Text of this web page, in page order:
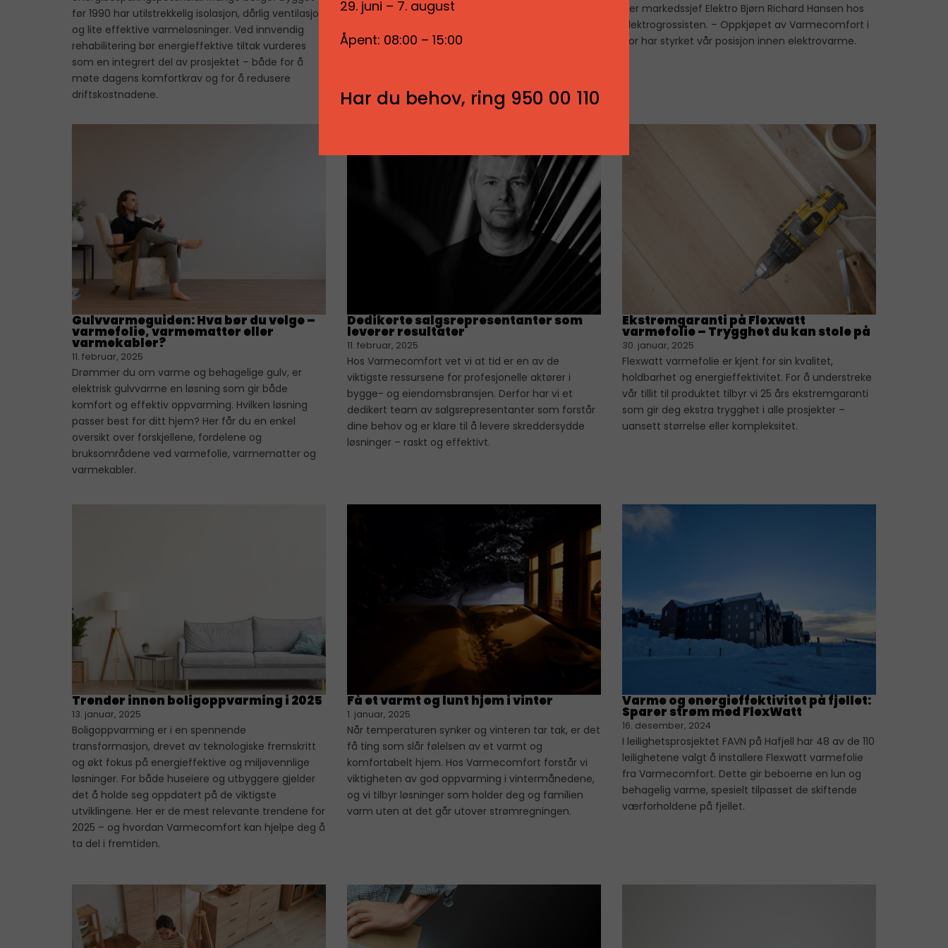
før 1990 har utilstrekkelig isolasjon, dårlig ventilasjon
og lite effektive varmeløsninger. Ved innvendig
rehabilitering bør energieffektive tiltak vurderes
som en integrert del av prosjektet – både for å
møte dagens komfortkrav og for å redusere
driftskostnadene.
nøkkelen til en vellykket installasjon. – Med både
hele anlegget med riktig lengde og kapp, slik at alt
sier markedssjef Elektro Bjørn Richard Hansen hos
elektrogrossisten. – Oppkjøpet av Varmecomfort i
fjor har styrket vår posisjon innen elektrovarme.
Gulvvarmeguiden: Hva bør du velge –
varmefolie, varmematter eller
varmekabler?
11. februar, 2025
Drømmer du om varme og behagelige gulv, er
elektrisk gulvvarme en løsning som gir både
komfort og effektiv oppvarming. Hvilken løsning
passer best for ditt hjem? Her får du en enkel
oversikt over forskjellene, fordelene og
bruksområdene ved varmefolie, varmematter og
varmekabler.
Dedikerte salgsrepresentanter som
leverer resultater
11. februar, 2025
Hos Varmecomfort vet vi at tid er en av de
viktigste ressursene for profesjonelle aktører i
bygge- og eiendomsbransjen. Derfor har vi et
dedikert team av salgsrepresentanter som forstår
dine behov og er klare til å levere skreddersydde
løsninger – raskt og effektivt.
Ekstremgaranti på Flexwatt
varmefolie – Trygghet du kan stole på
30. januar, 2025
Flexwatt varmefolie er kjent for sin kvalitet,
holdbarhet og energieffektivitet. For å understreke
vår tillit til produktet tilbyr vi 25 års ekstremgaranti
som gir deg ekstra trygghet i alle prosjekter –
uansett størrelse eller kompleksitet.
Trender innen boligoppvarming i 2025
13. januar, 2025
Boligoppvarming er i en spennende
transformasjon, drevet av teknologiske fremskritt
og økt fokus på energieffektive og miljøvennlige
løsninger. For både huseiere og utbyggere gjelder
det å holde seg oppdatert på de viktigste
utviklingene. Her er de mest relevante trendene for
2025 – og hvordan Varmecomfort kan hjelpe deg å
ta del i fremtiden.
Få et varmt og lunt hjem i vinter
1. januar, 2025
Når temperaturen synker og vinteren tar tak, er det
få ting som slår følelsen av et varmt og
komfortabelt hjem. Hos Varmecomfort forstår vi
viktigheten av god oppvarming i vintermånedene,
og vi tilbyr løsninger som holder deg og familien
varm uten at det går utover strømregningen.
Varme og energieffektivitet på fjellet:
Sparer strøm med FlexWatt
16. desember, 2024
I leilighetsprosjektet FAVN på Hafjell har 48 av de 110
leilighetene valgt å installere Flexwatt varmefolie
fra Varmecomfort. Dette gir beboerne en lun og
behagelig varme, spesielt tilpasset de skiftende
værforholdene på fjellet.
29. juni – 7. august
Åpent: 08:00 – 15:00
Har du behov, ring 950 00 110